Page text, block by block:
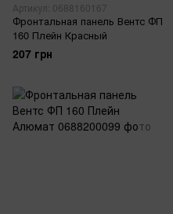
Артикул: 0688160167
Фронтальная панель Вентс ФП
160 Плейн Красный
207 грн